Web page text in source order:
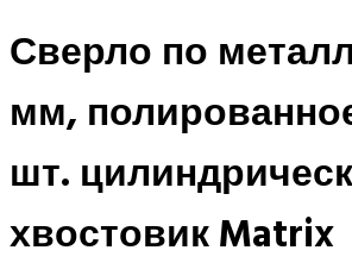
Сверло по
мм,
шт.
хвостовик Matrix